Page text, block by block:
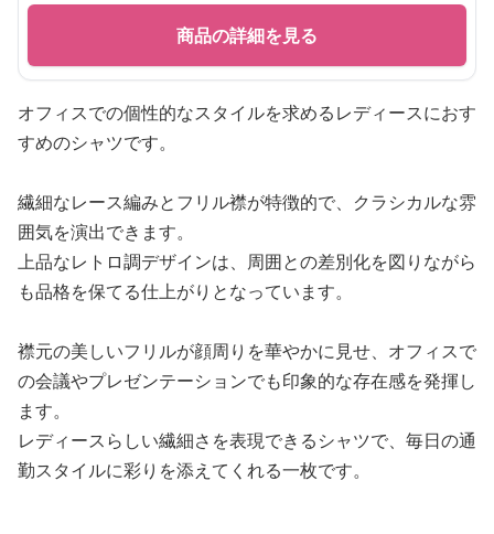
商品の詳細を見る
オフィスでの個性的なスタイルを求めるレディースにおす
すめのシャツです。
繊細なレース編みとフリル襟が特徴的で、クラシカルな雰
囲気を演出できます。
上品なレトロ調デザインは、周囲との差別化を図りながら
も品格を保てる仕上がりとなっています。
襟元の美しいフリルが顔周りを華やかに見せ、オフィスで
の会議やプレゼンテーションでも印象的な存在感を発揮し
ます。
レディースらしい繊細さを表現できるシャツで、毎日の通
勤スタイルに彩りを添えてくれる一枚です。